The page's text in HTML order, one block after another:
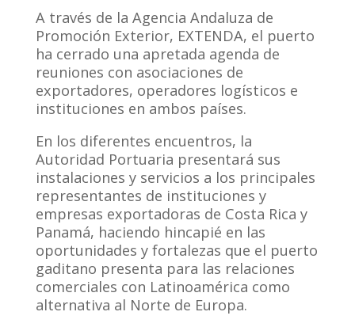
A través de la Agencia Andaluza de
Promoción Exterior, EXTENDA, el puerto
ha cerrado una apretada agenda de
reuniones con asociaciones de
exportadores, operadores logísticos e
instituciones en ambos países.
En los diferentes encuentros, la
Autoridad Portuaria presentará sus
instalaciones y servicios a los principales
representantes de instituciones y
empresas exportadoras de Costa Rica y
Panamá, haciendo hincapié en las
oportunidades y fortalezas que el puerto
gaditano presenta para las relaciones
comerciales con Latinoamérica como
alternativa al Norte de Europa.